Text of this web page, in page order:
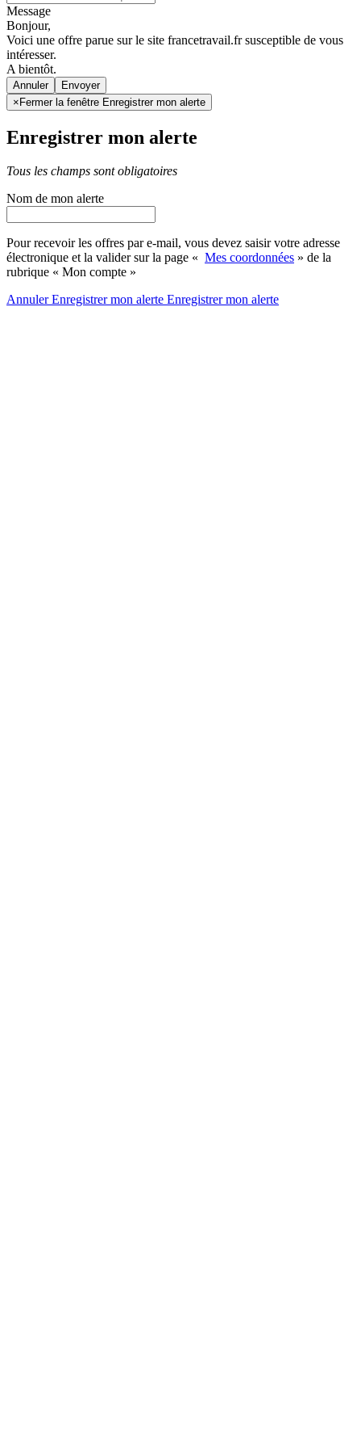
Message
Bonjour,
Voici une offre parue sur le site francetravail.fr susceptible de vous
intéresser.
A bientôt.
Annuler
×Fermer la fenêtre Enregistrer mon alerte
Enregistrer mon alerte
Tous les champs sont obligatoires
Nom de mon alerte
Pour recevoir les offres par e-mail, vous devez saisir votre adresse
électronique et la valider sur la page « Mes coordonnées » de la
rubrique « Mon compte »
AnnulerEnregistrer mon alerte Enregistrermon alerte